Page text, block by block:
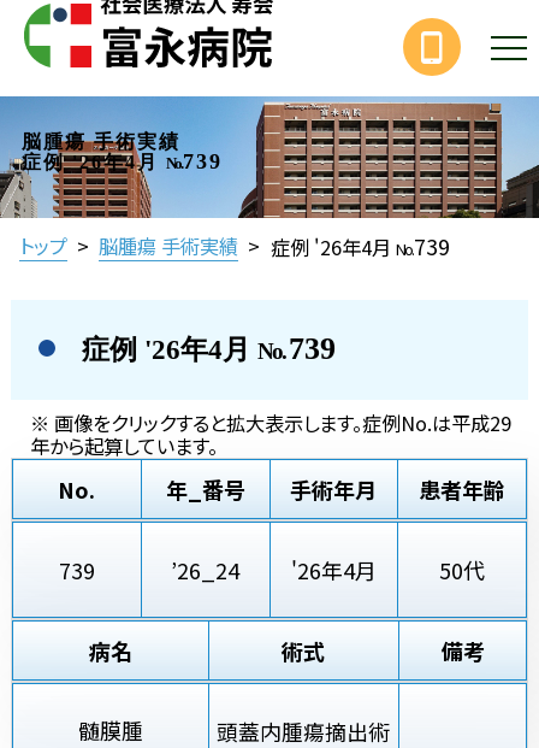
脳腫瘍 手術実績
症例 '26年4月
No.739
トップ > 脳腫瘍 手術実績 > 症例 '26年4月 No.739
症例 '26年4月 No.739
※ 画像をクリックすると拡大表示します。症例No.は平成29
年から起算しています。
No. 年_番号 手術年月 患者年齢
739 ’26_24 '26年4月 50代
病名 術式 備考
髄膜腫 頭蓋内腫瘍摘出術